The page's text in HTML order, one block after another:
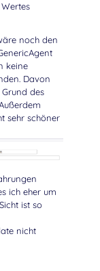
noch den
keine
Davon
des
sehr schöner
ich eher um
ist so
nicht